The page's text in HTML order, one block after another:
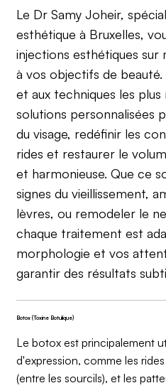
Le Dr Samy Joheir,
esthétique à Bruxelles,
injections esthétiques
à vos objectifs de
et aux techniques les
solutions personnalisées
du visage, redéfinir les
rides et restaurer le
et harmonieuse. Que ce
signes du vieillissement,
lèvres, ou remodeler le
chaque traitement est
morphologie et vos
garantir des résultats
Botox (Toxine Botulique)
Le botox est principalement
d'expression, comme les
(entre les sourcils), et les